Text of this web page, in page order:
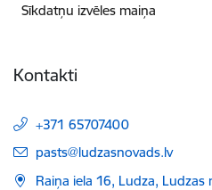
Sīkdatņu izvēles maiņa
Kontakti
+371 65707400
E-pasts:
pasts@ludzasnovads.lv
Raiņa iela 16, Ludza, Ludzas